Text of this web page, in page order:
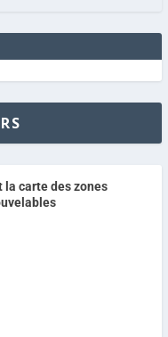
la carte des zones